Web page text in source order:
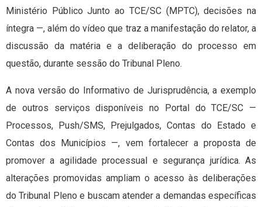
Ministério Público Junto ao TCE/SC (MPTC), decisões na
íntegra —, além do vídeo que traz a manifestação do relator, a
discussão da matéria e a deliberação do processo em
questão, durante sessão do Tribunal Pleno.
A nova versão do Informativo de Jurisprudência, a exemplo
de outros serviços disponíveis no Portal do TCE/SC —
Processos, Push/SMS, Prejulgados, Contas do Estado e
Contas dos Municípios —, vem fortalecer a proposta de
promover a agilidade processual e segurança jurídica. As
alterações promovidas ampliam o acesso às deliberações
do Tribunal Pleno e buscam atender a demandas específicas